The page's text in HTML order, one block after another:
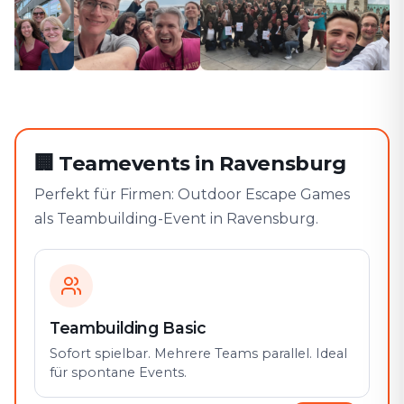
🏢 Teamevents in Ravensburg
Perfekt für Firmen: Outdoor Escape Games
als Teambuilding-Event in Ravensburg.
Teambuilding Basic
Sofort spielbar. Mehrere Teams parallel. Ideal
für spontane Events.